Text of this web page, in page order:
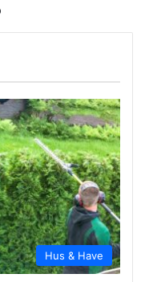
Hus & Have